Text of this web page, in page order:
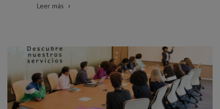
Leer más